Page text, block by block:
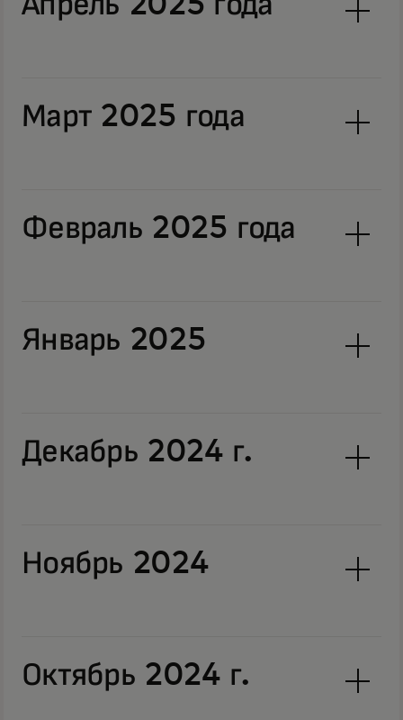
Март 2025 года
Февраль 2025 года
Январь 2025
Декабрь 2024 г.
Ноябрь 2024
Октябрь 2024 г.